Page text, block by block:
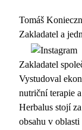
Tomáš
Zakladatel a
Zakladatel
Vystudoval
nutriční terapie
Herbalus stojí
obsahu v